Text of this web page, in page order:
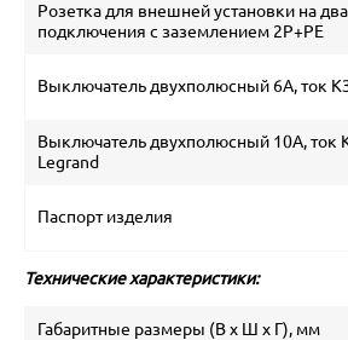
Розетка для внешней установки на два
подключения с заземлением 2P+PE
Выключатель двухполюсный 6А, ток
Выключатель двухполюсный 10А, ток
Legrand
Паспорт изделия
Технические характеристики:
Габаритные размеры (В х Ш х Г), мм